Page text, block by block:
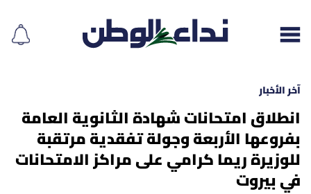
إقرأ الجريدة
لبنان
آخر الأخبار
انطلاق امتحانات شهادة الثانوية العامة
بفروعها الأربعة وجولة تفقدية مرتقبة
للوزيرة ريما كرامي على مراكز الامتحانات
في بيروت